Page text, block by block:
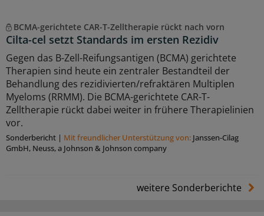
BCMA-gerichtete CAR-T-Zelltherapie rückt nach vorn
Cilta-cel setzt Standards im ersten Rezidiv
Gegen das B-Zell-Reifungsantigen (BCMA) gerichtete
Therapien sind heute ein zentraler Bestandteil der
Behandlung des rezidivierten/refraktären Multiplen
Myeloms (RRMM). Die BCMA-gerichtete CAR-T-
Zelltherapie rückt dabei weiter in frühere Therapielinien
vor.
Sonderbericht | Mit freundlicher Unterstützung von: Janssen-Cilag
GmbH, Neuss, a Johnson & Johnson company
weitere Sonderberichte